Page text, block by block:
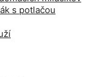
s potlačou